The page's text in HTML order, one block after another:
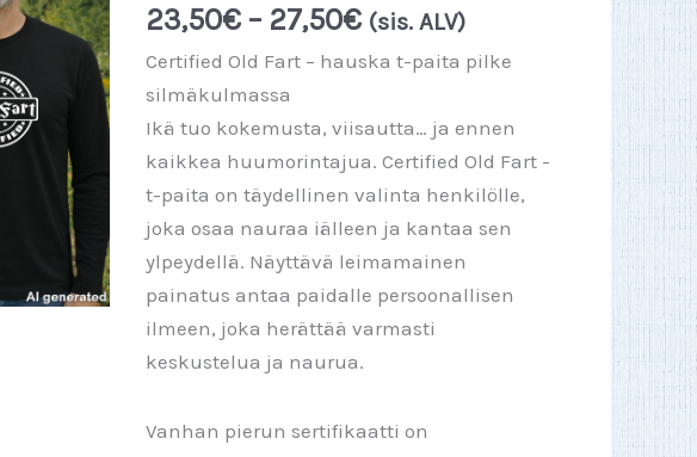
23,50€ – 27,50€Hintaluokka:
23,50€
27,50€
(sis. ALV)
Certified Old Fart – hauska t-paita pilke
silmäkulmassa
Ikä tuo kokemusta, viisautta… ja ennen
kaikkea huumorintajua. Certified Old Fart -
t-paita on täydellinen valinta henkilölle,
joka osaa nauraa iälleen ja kantaa sen
ylpeydellä. Näyttävä leimamainen
painatus antaa paidalle persoonallisen
ilmeen, joka herättää varmasti
keskustelua ja naurua.
Vanhan pierun sertifikaatti on